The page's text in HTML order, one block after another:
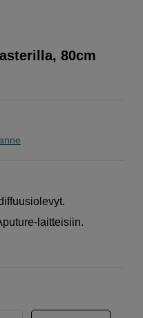
80cm
laitteisiin.